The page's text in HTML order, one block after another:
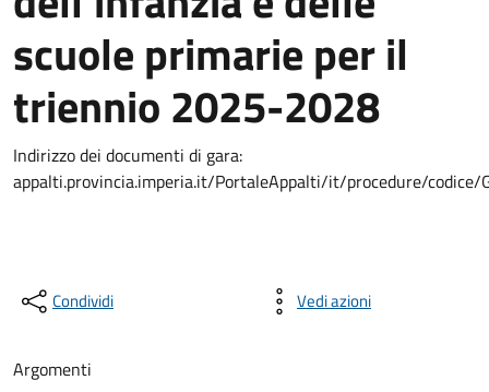
scuole primarie per il
triennio 2025-2028
Indirizzo dei documenti di gara:
appalti.provincia.imperia.it/PortaleAppalti/it/procedure/codice/
Condividi Vedi azioni
Argomenti